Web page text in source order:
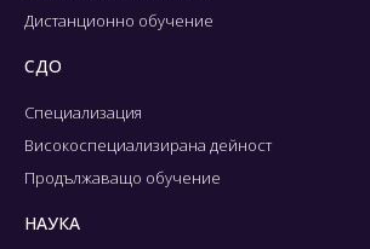
Дистанционно обучение
СДО
Специализация
Високоспециализирана дейност
Продължаващо обучение
НАУКА